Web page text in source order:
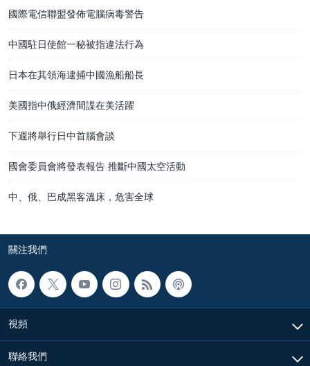
國際電信聯盟發佈電腦病毒警告
中國駐日使館一秘被指違法行為
日本在其領海逮捕中國漁船船長
美國指中俄經濟間諜在美活躍
下週將舉行日中首腦會談
國會委員會將發表報告 推斷中國太空活動
中、俄、巴成黑客溫床，危害全球
關注我們
視頻
聯絡我們